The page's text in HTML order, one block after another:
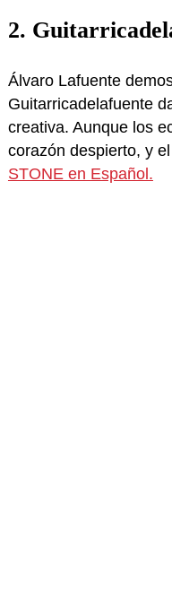
2.
Álvaro Lafuente
Guitarricadelafuente
creativa. Aunque los
corazón despierto, y
STONE en Español.